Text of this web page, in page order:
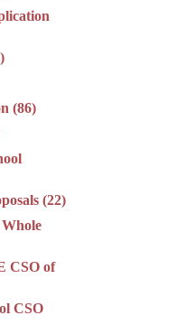
(86)
(22)
CSO of
CSO